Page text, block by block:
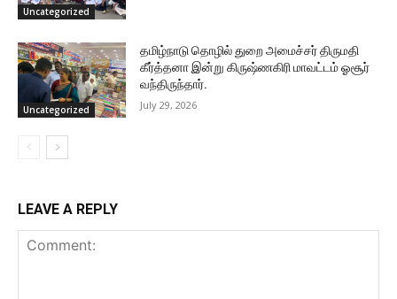
Uncategorized
Uncategorized
தமிழ்நாடு தொழில் துறை அமைச்சர் திருமதி
கீர்த்தனா இன்று கிருஷ்ணகிரி மாவட்டம் ஓசூர்
வந்திருந்தார்.
July 29, 2026
LEAVE A REPLY